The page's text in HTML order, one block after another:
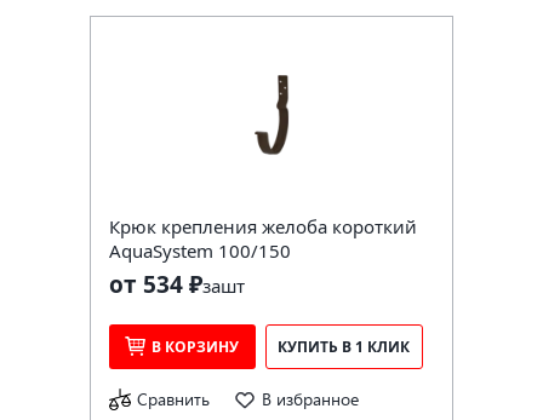
Крюк крепления желоба короткий
AquaSystem 100/150
от 534 ₽зашт
В КОРЗИНУ КУПИТЬ В 1 КЛИК
Сравнить В избранное